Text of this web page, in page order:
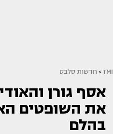
TMI
> חדשות סלבס
אסף גורן
את השופטים
בהלם